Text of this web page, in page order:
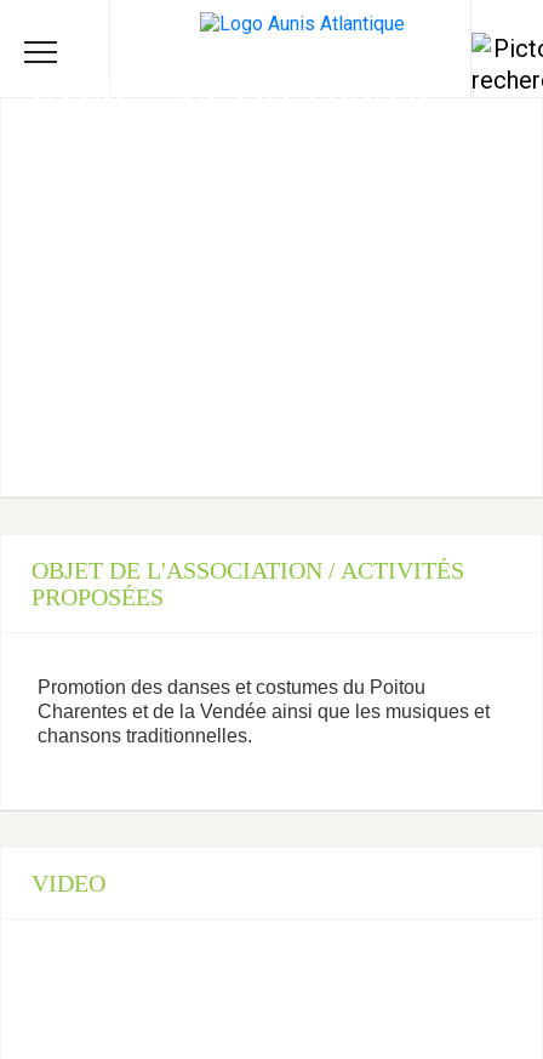
OBJET DE L'ASSOCIATION / ACTIVITÉS
PROPOSÉES
Promotion des danses et costumes du Poitou
Charentes et de la Vendée ainsi que les musiques et
chansons traditionnelles.
VIDEO